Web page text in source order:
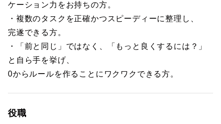
ケーション力をお持ちの方。
・複数のタスクを正確かつスピーディーに整理し、
完遂できる方。
・「前と同じ」ではなく、「もっと良くするには？」
と自ら手を挙げ、
0からルールを作ることにワクワクできる方。
役職